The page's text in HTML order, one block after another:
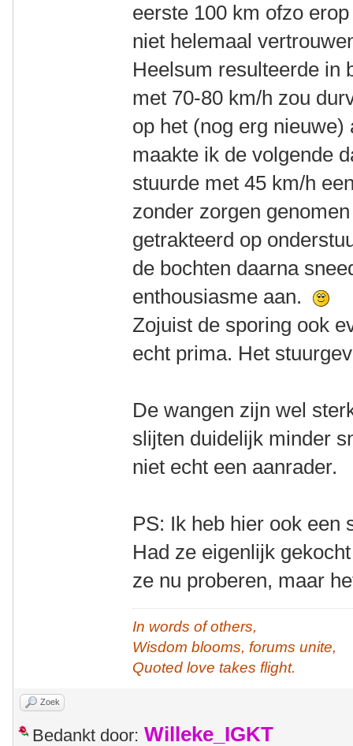
eerste 100 km ofzo
niet helemaal
Heelsum resulteerde in
met 70-80 km/h zou
op het (nog erg
maakte ik de volgende
stuurde met 45 km/h
zonder zorgen
getrakteerd op
de bochten daarna
enthousiasme aan.
Zojuist de sporing ook
echt prima. Het
De wangen zijn wel
slijten duidelijk minder
niet echt een aanrader.
PS: Ik heb hier ook een
Had ze eigenlijk
ze nu proberen, maar
In words of others,
Wisdom blooms, forums unite,
Quoted love takes flight.
Zoek
Bedankt door: Willeke_IGKT